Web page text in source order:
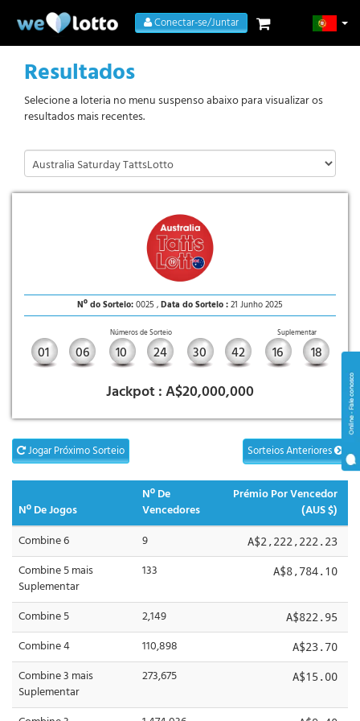
Conectar-se/Juntar
Resultados
Selecione a loteria no menu suspenso abaixo para visualizar os
resultados mais recentes.
Nº do Sorteio:0025 ,Data do Sorteio :21 Junho 2025
Números de Sorteio Suplementar
01 06 10 24 30 42 16 18
Jackpot :A$20,000,000
Jogar Próximo Sorteio Sorteios Anteriores
Nº De Jogos
Nº De
Vencedores
Prémio Por Vencedor
(AUS $)
Combine 6
9 A$2,222,222.23
Combine 5 mais
Suplementar
133 A$8,784.10
Combine 5 2,149 A$822.95
Combine 4 110,898 A$23.70
Combine 3 mais
Suplementar
273,675 A$15.00